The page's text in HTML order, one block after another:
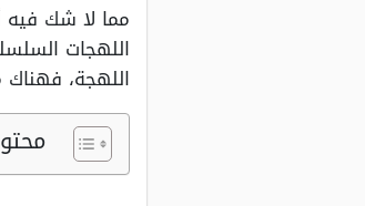
مما لا شك فيه
اللهجات
اللهجة،